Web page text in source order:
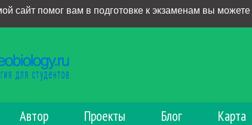
сайт помог вам в подготовке к экзаменам вы можете
Автор Проекты Блог Карта